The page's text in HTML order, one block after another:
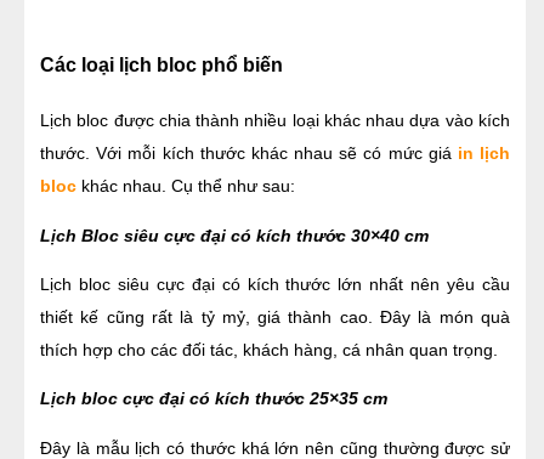
Các loại lịch bloc phổ biến
Lịch bloc được chia thành nhiều loại khác nhau dựa vào kích
thước. Với mỗi kích thước khác nhau sẽ có mức giá in lịch
bloc khác nhau. Cụ thể như sau:
Lịch Bloc siêu cực đại có kích thước 30×40 cm
Lịch bloc siêu cực đại có kích thước lớn nhất nên yêu cầu
thiết kế cũng rất là tỷ mỷ, giá thành cao. Đây là món quà
thích hợp cho các đối tác, khách hàng, cá nhân quan trọng.
Lịch bloc cực đại có kích thước 25×35 cm
Đây là mẫu lịch có thước khá lớn nên cũng thường được sử